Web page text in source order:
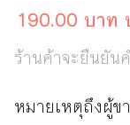
190.00 บาท
ร้านค้าจะยืนยัน
หมายเหตุถึงผู้ข